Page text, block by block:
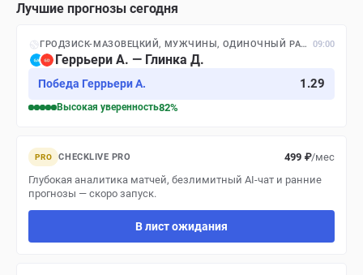
Лучшие прогнозы сегодня
ГРОДЗИСК-МАЗОВЕЦКИЙ, МУЖЧИНЫ, ОДИНОЧНЫЙ РАЗРЯД 09:00
Геррьери А. — Глинка Д.
Победа Геррьери А. 1.29
Высокая уверенность82%
PRO CHECKLIVE PRO 499 ₽/мес
Глубокая аналитика матчей, безлимитный AI-чат и ранние
прогнозы — скоро запуск.
В лист ожидания